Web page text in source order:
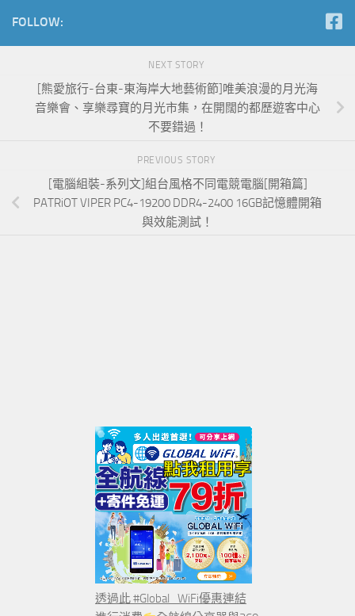
FOLLOW:
NEXT STORY
[熊愛旅行-台東-東海岸大地藝術節]唯美浪漫的月光海
音樂會、享樂尋寶的月光市集，在開闊的都歷遊客中心
不要錯過！
PREVIOUS STORY
[電腦組裝-系列文]組台風格不同電競電腦[開箱篇]
PATRiOT VIPER PC4-19200 DDR4-2400 16GB記憶體開箱
與效能測試！
透過此 #Global_WiFi優惠連結